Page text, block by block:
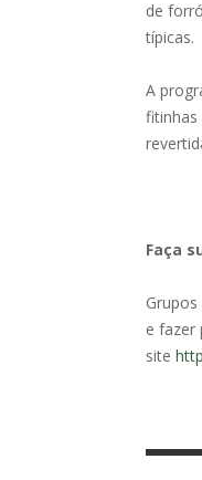
de
típicas.
A
fitinhas
Faça
e fazer
site